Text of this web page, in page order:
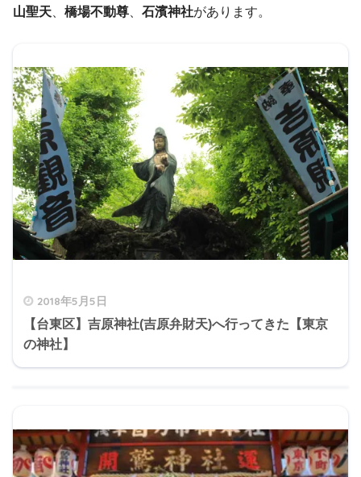
山聖天
橋場不動尊 石濱神社があります。
2018年5月5日
【台東区】吉原神社(吉原弁財天)へ行ってきた【東京
の神社】